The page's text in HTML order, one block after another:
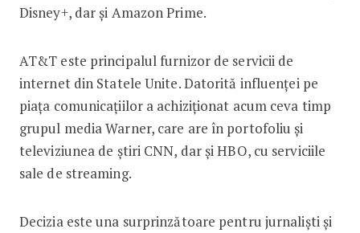
Disney+, dar și Amazon Prime.
AT&T este principalul furnizor de servicii de
internet din Statele Unite. Datorită influenței pe
piața comunicațiilor a achiziționat acum ceva timp
grupul media Warner, care are în portofoliu și
televiziunea de știri CNN, dar și HBO, cu serviciile
sale de streaming.
Decizia este una surprinzătoare pentru jurnaliști și